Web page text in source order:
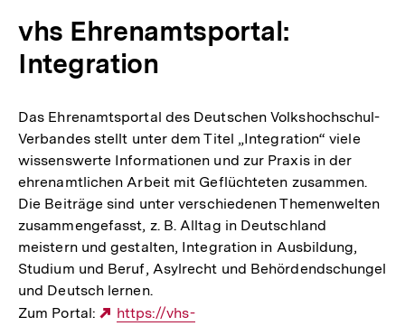
vhs Ehrenamtsportal:
Integration
Das Ehrenamtsportal des Deutschen Volkshochschul-
Verbandes stellt unter dem Titel „Integration“ viele
wissenswerte Informationen und zur Praxis in der
ehrenamtlichen Arbeit mit Geflüchteten zusammen.
Die Beiträge sind unter verschiedenen Themenwelten
zusammengefasst, z. B. Alltag in Deutschland
meistern und gestalten, Integration in Ausbildung,
Studium und Beruf, Asylrecht und Behördendschungel
und Deutsch lernen.
Zum Portal:
Externer
https://vhs-